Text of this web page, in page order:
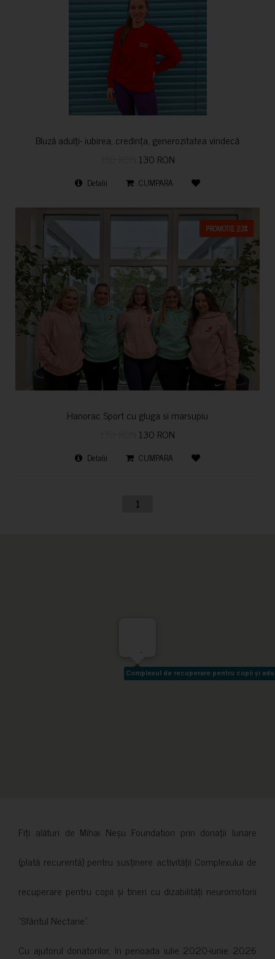
Bluză adulți- iubirea, credința, generozitatea vindecă
130 RON
Detalii CUMPARA
PROMOTIE 23%
Hanorac Sport cu gluga si marsupiu
130 RON
Detalii CUMPARA
1
Complexul de recuperare pentru copii și
Complexul de recuperare pentru copii și
-
Fiți alături de Mihai Neșu Foundation prin donații lunare
(plată recurentă) pentru susținere activității Complexului de
recuperare pentru copii și tineri cu dizabilități neuromotorii
”Sfântul Nectarie”.
Cu ajutorul donatorilor, în perioada iulie 2020-iunie 2026